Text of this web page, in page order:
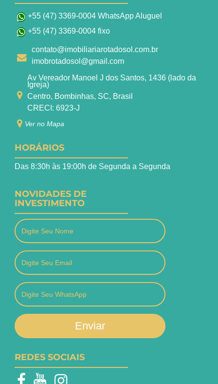
+55 (47) 3369-0004 WhatsApp Aluguel
+55 (47) 3369-0004 fixo
contato@imobiliariarotadosol.com.br
imobrotadosol@gmail.com
Av Vereador Manoel J dos Santos, 1436 (lado da
Igreja)
Centro, Bombinhas, SC, Brasil
CRECI: 6923-J
Ver no Mapa
HORÁRIOS
Das 8:30h às 19:00h de Segunda a Segunda
NOVIDADES DE
INVESTIMENTO
Enviar
REDES SOCIAIS